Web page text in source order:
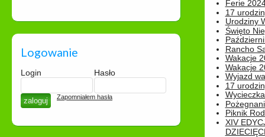
Logowanie
Login Hasło
Zapomniałem hasła
Ferie
17
Urodziny
Święto
Rancho
Wakacje
Wakacje
Wyjazd
17
Piknik
XIV